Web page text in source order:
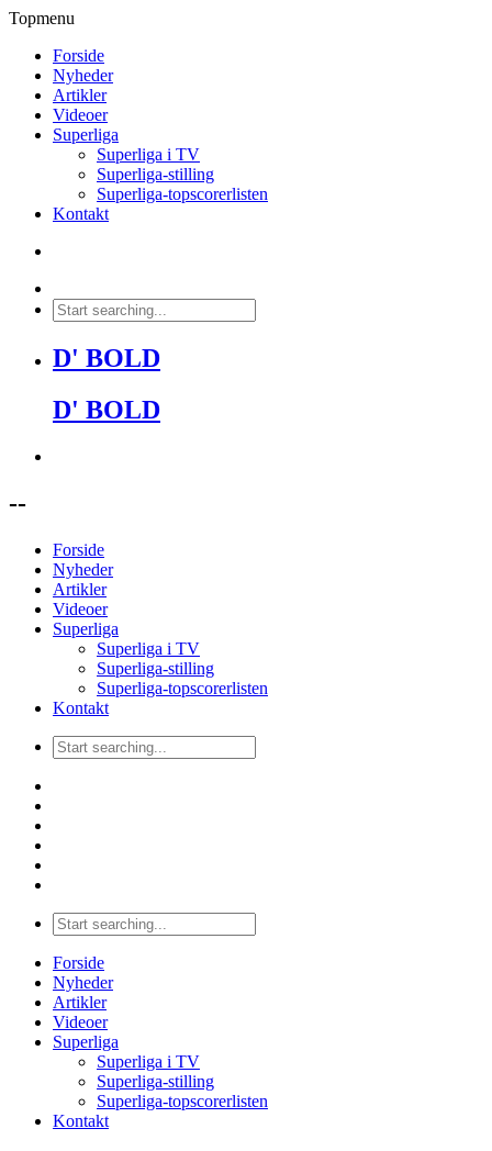
Topmenu
Forside
Nyheder
Artikler
Videoer
Superliga
Superliga i TV
Superliga-stilling
Superliga-topscorerlisten
Kontakt
D' BOLD
D' BOLD
--
Forside
Nyheder
Artikler
Videoer
Superliga
Superliga i TV
Superliga-stilling
Superliga-topscorerlisten
Kontakt
Forside
Nyheder
Artikler
Videoer
Superliga
Superliga i TV
Superliga-stilling
Superliga-topscorerlisten
Kontakt